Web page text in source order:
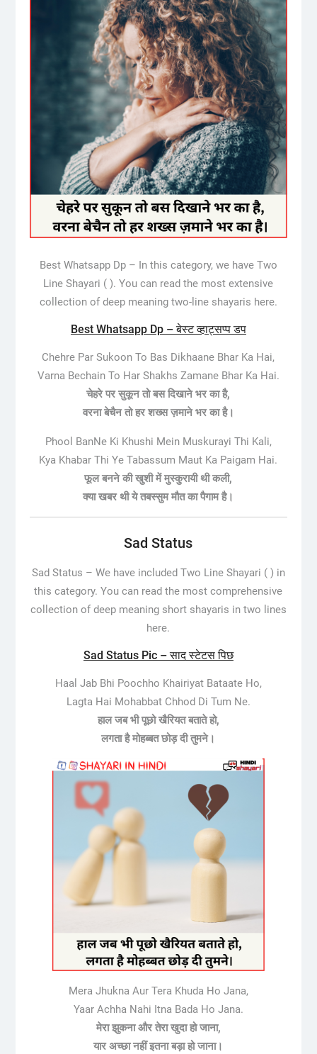
Best Whatsapp Dp – In this category, we have Two
Line Shayari ( ). You can read the most extensive
collection of deep meaning two-line shayaris here.
Best Whatsapp Dp – बेस्ट व्हाट्सप्प डप
Chehre Par Sukoon To Bas Dikhaane Bhar Ka Hai,
Varna Bechain To Har Shakhs Zamane Bhar Ka Hai.
चेहरे पर सुकून तो बस दिखाने भर का है,
वरना बेचैन तो हर शख्स ज़माने भर का है।
Phool BanNe Ki Khushi Mein Muskurayi Thi Kali,
Kya Khabar Thi Ye Tabassum Maut Ka Paigam Hai.
फूल बनने की खुशी में मुस्कुरायी थी कली,
क्या खबर थी ये तबस्सुम मौत का पैगाम है।
Sad Status
Sad Status – We have included Two Line Shayari ( ) in
this category. You can read the most comprehensive
collection of deep meaning short shayaris in two lines
here.
Sad Status Pic – साद स्टेटस पिछ
Haal Jab Bhi Poochho Khairiyat Bataate Ho,
Lagta Hai Mohabbat Chhod Di Tum Ne.
हाल जब भी पूछो खैरियत बताते हो,
लगता है मोहब्बत छोड़ दी तुमने।
Mera Jhukna Aur Tera Khuda Ho Jana,
Yaar Achha Nahi Itna Bada Ho Jana.
मेरा झुकना और तेरा खुदा हो जाना,
यार अच्छा नहीं इतना बड़ा हो जाना।